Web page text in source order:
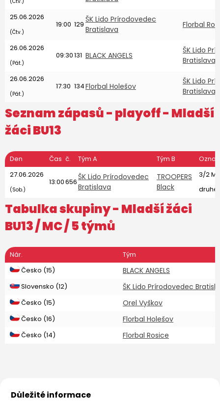
25.06.2026
(Čtv.)
19:00 129
ŠK Lido Prírodovedec
Bratislava
Florbal
26.06.2026
(Pát.)
09:30131 BLACK ANGELS
ŠK Lido
Bratislava
26.06.2026
(Pát.)
17:30 134Florbal Holešov
ŠK Lido
Bratislava
Seznam zápasů - playoff - Mladší
žáci BU13
Den Čas č. Tým A Tým B
27.06.2026
(Sob.)
13:00656
ŠK Lido Prírodovedec
Bratislava
TROOPERS
Black
3/2
druhé
Tabulka skupiny - Mladší žáci
BU13/ MC / 5 týmů
Nár.
Tým
Česko (15)
BLACK ANGELS
Slovensko (12) ŠK Lido Prírodovedec
Česko (15) Orel Vyškov
Česko (16) Florbal Holešov
Česko (14) Florbal Rosice
Důležité informace